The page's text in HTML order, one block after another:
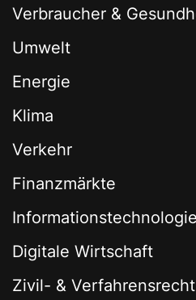
Verbraucher &
Umwelt
Energie
Klima
Verkehr
Finanzmärkte
Digitale Wirtschaft
Zivil- & Verfahrensrecht